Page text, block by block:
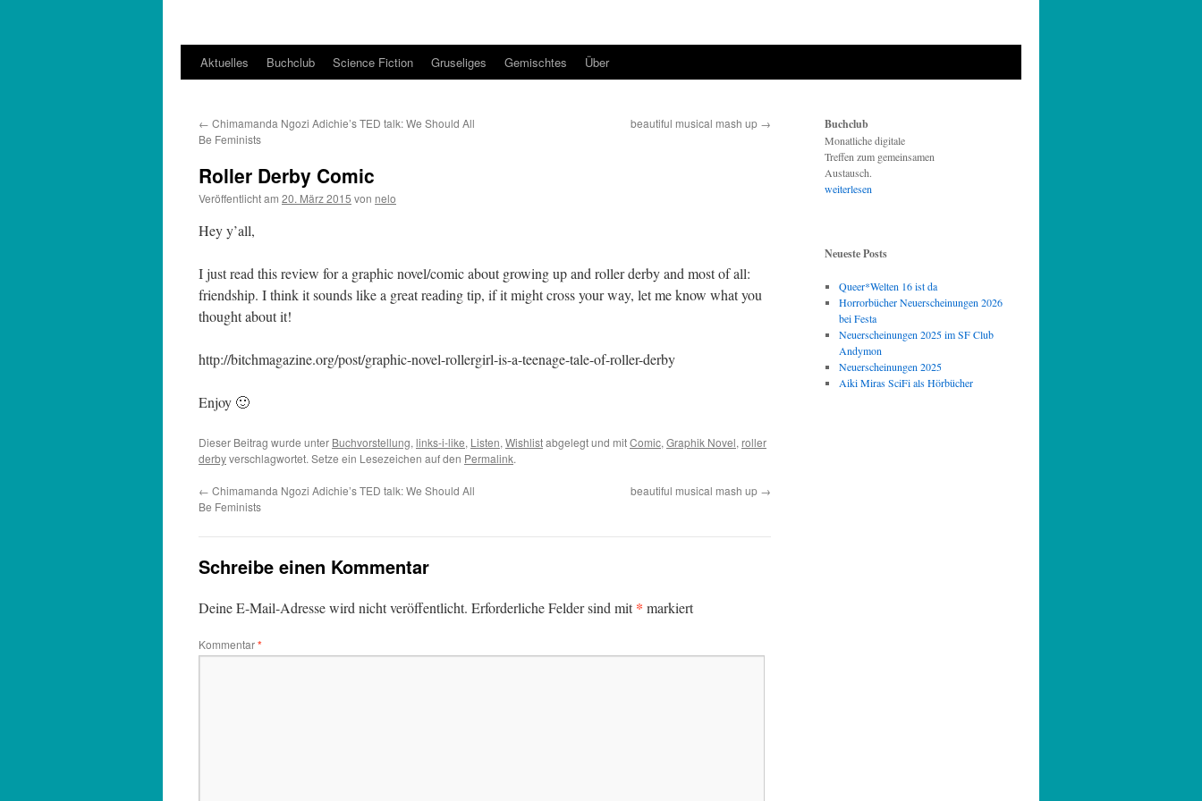
Aktuelles Buchclub Science Fiction Gruseliges Gemischtes Über
← Chimamanda Ngozi Adichie’s TED talk: We Should All
Be Feminists
beautiful musical mash up →
Roller Derby Comic
Veröffentlicht am 20. März 2015 von nelo
Hey y’all,
I just read this review for a graphic novel/comic about growing up and roller derby and most of all:
friendship. I think it sounds like a great reading tip, if it might cross your way, let me know what you
thought about it!
http://bitchmagazine.org/post/graphic-novel-rollergirl-is-a-teenage-tale-of-roller-derby
Enjoy 🙂
Dieser Beitrag wurde unter Buchvorstellung, links-i-like, Listen, Wishlistabgelegt und mitComic, Graphik Novel, roller
derbyverschlagwortet. Setze ein Lesezeichen auf den Permalink.
← Chimamanda Ngozi Adichie’s TED talk: We Should All
Be Feminists
beautiful musical mash up →
Schreibe einen Kommentar
Deine E-Mail-Adresse wird nicht veröffentlicht. Erforderliche Felder sind mit* markiert
Kommentar*
Buchclub
Monatliche digitale
Treffen zum gemeinsamen
Austausch.
weiterlesen
Neueste Posts
Queer*Welten 16 ist da
Horrorbücher Neuerscheinungen 2026
bei Festa
Neuerscheinungen 2025 im SF Club
Andymon
Neuerscheinungen 2025
Aiki Miras SciFi als Hörbücher